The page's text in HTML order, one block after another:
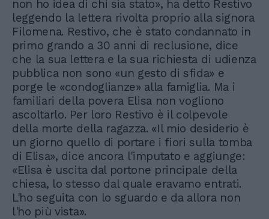
non ho idea di chi sia stato», ha detto Restivo
leggendo la lettera rivolta proprio alla signora
Filomena. Restivo, che è stato condannato in
primo grando a 30 anni di reclusione, dice
che la sua lettera e la sua richiesta di udienza
pubblica non sono «un gesto di sfida» e
porge le «condoglianze» alla famiglia. Ma i
familiari della povera Elisa non vogliono
ascoltarlo. Per loro Restivo è il colpevole
della morte della ragazza. «Il mio desiderio è
un giorno quello di portare i fiori sulla tomba
di Elisa», dice ancora l'imputato e aggiunge:
«Elisa è uscita dal portone principale della
chiesa, lo stesso dal quale eravamo entrati.
L'ho seguita con lo sguardo e da allora non
l'ho più vista».